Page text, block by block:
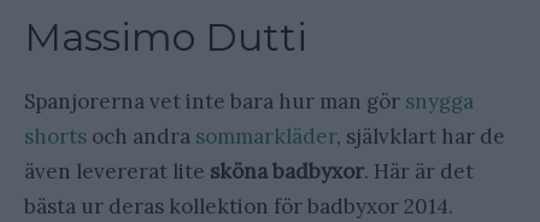
Massimo Dutti
Spanjorerna vet inte bara hur man gör snygga
shorts och andra sommarkläder, självklart har de
även levererat lite sköna badbyxor. Här är det
bästa ur deras kollektion för badbyxor 2014.